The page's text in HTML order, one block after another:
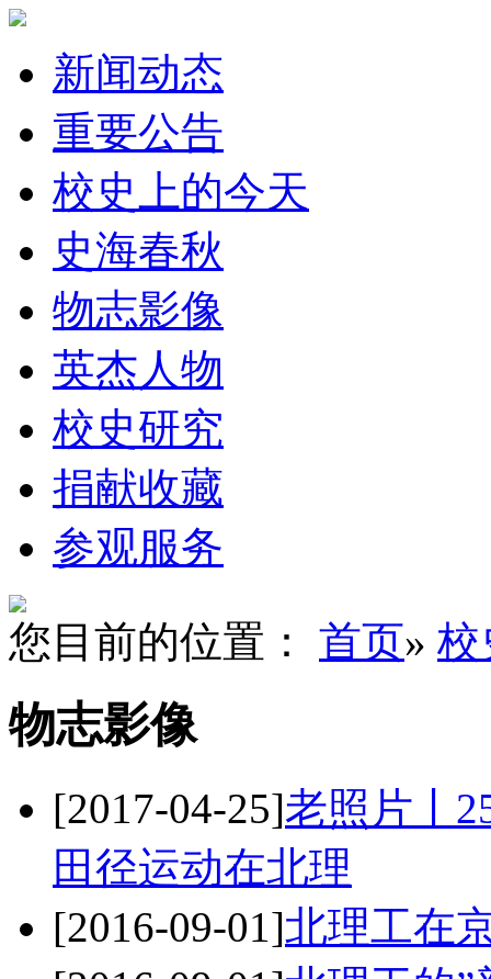
新闻动态
重要公告
校史上的今天
史海春秋
物志影像
英杰人物
校史研究
捐献收藏
参观服务
您目前的位置： 首页» 校
物志影像
[2017-04-25]老照片丨
田径运动在北理
[2016-09-01]北理工在